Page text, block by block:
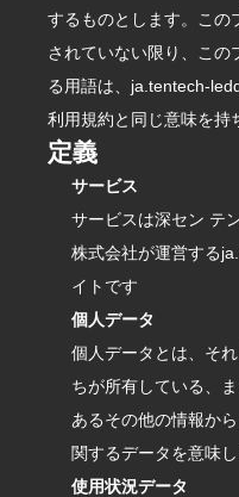
するものとします。この
されていない限り、こ
る用語は、ja.tentech-
利用規約と同じ意味を持
定義
サービス
サービスは深セン テ
株式会社が運営する
イトです
個人データ
個人データとは、そ
ちが所有している、
あるその他の情報か
関するデータを意味し
使用状況データ